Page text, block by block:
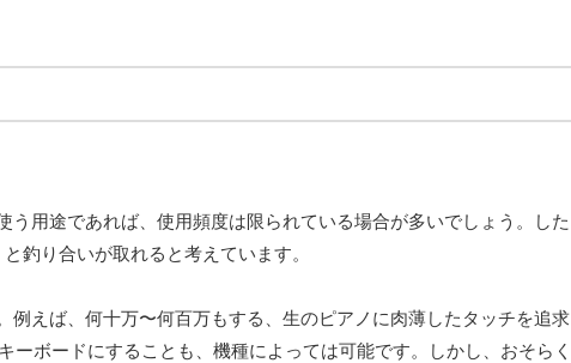
う用途であれば、使用頻度は限られている場合が多いでしょう。した
釣り合いが取れると考えています。
例えば、何十万〜何百万もする、生のピアノに肉薄したタッチを追求
ーボードにすることも、機種によっては可能です。しかし、おそらく